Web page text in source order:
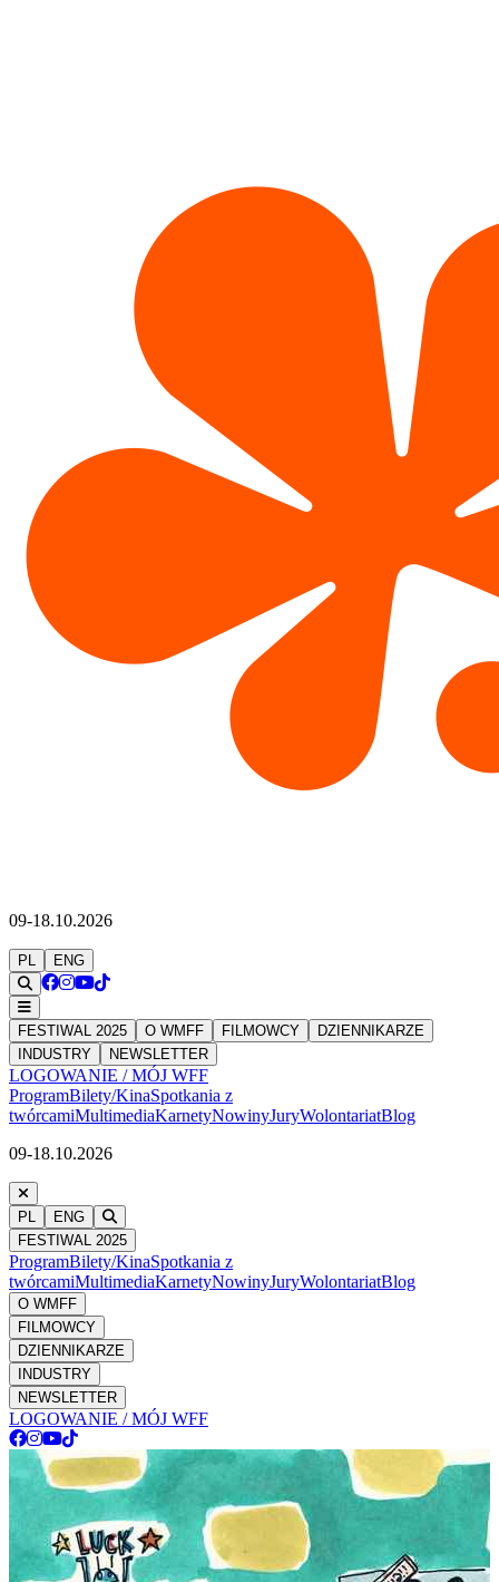
09-18.10.2026
PL ENG
FESTIWAL 2025 O WMFF FILMOWCY
DZIENNIKARZE
INDUSTRY
NEWSLETTER
LOGOWANIE / MÓJ WFF
ProgramBilety/KinaSpotkania z
twórcamiMultimediaKarnetyNowinyJuryWolontariatBlog
09-18.10.2026
PL
ENG
FESTIWAL 2025
ProgramBilety/KinaSpotkania z
twórcamiMultimediaKarnetyNowinyJuryWolontariatBlog
O WMFF
FILMOWCY
DZIENNIKARZE
INDUSTRY
NEWSLETTER
LOGOWANIE / MÓJ WFF